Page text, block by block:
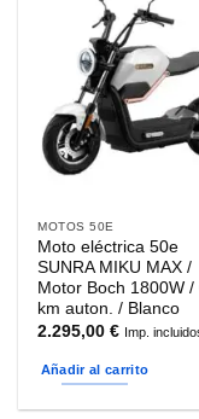
MOTOS 50E
Moto eléctrica 50e
SUNRA MIKU MAX /
Motor Boch 1800W /
km auton. / Blanco
2.295,00€ Imp.
Añadir al carrito